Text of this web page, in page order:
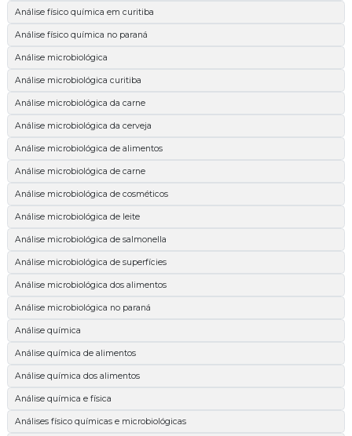
Análise físico química em curitiba
Análise físico química no paraná
Análise microbiológica
Análise microbiológica curitiba
Análise microbiológica da carne
Análise microbiológica da cerveja
Análise microbiológica de alimentos
Análise microbiológica de carne
Análise microbiológica de cosméticos
Análise microbiológica de leite
Análise microbiológica de salmonella
Análise microbiológica de superfícies
Análise microbiológica dos alimentos
Análise microbiológica no paraná
Análise química
Análise química de alimentos
Análise química dos alimentos
Análise química e física
Análises físico químicas e microbiológicas